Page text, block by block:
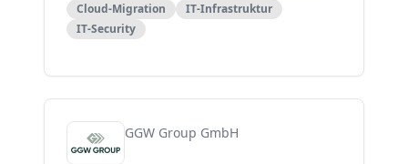
Cloud-Migration
IT-Infrastruktur
IT-Security
GGW Group GmbH